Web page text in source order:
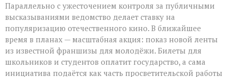
Параллельно с ужесточением контроля за публичными
высказываниями ведомство делает ставку на
популяризацию отечественного кино. В ближайшее
время в планах — масштабная акция: показ новой ленты
из известной франшизы для молодёжи. Билеты для
школьников и студентов оплатит государство, а сама
инициатива подаётся как часть просветительской работы